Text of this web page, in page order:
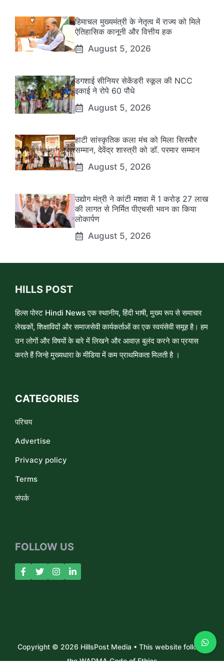
हिमाचल मुख्यमंत्री के नेतृत्व में राज्य को मिले
ऐतिहासिक कानूनी और वित्तीय हक
August 5, 2026
डगशाई सीनियर सेकेंडरी स्कूल की NCC
इकाई ने रोपे 60 पौधे
August 5, 2026
हाटी सांस्कृतिक कला मंच को मिला सिरमौर
सम्मान, देवेंद्र शास्त्री को डॉ. परमार सम्मान
August 5, 2026
उद्योग मंत्री ने कांटी मशवा में 1 करोड़ 27 लाख
की लागत से निर्मित पीएचसी भवन का किया
लोकार्पण
August 5, 2026
HILLS POST
हिल्स पोस्ट Hindi News एक स्थानीय, हिंदी भाषी, मुख्य रूप से समाचार
लेखकों, शिक्षाविदों और समाजसेवी कार्यकर्ताओं का एक स्वयंसेवी समूह है। हम
उन लोगों और विषयों के बारे में लिखने और आवाज़ बुलंद करने का प्रयास
करते हैं जिन्हे मुख्यधारा के मीडिया में कम प्राथमिकता मिलती है ।
CATEGORIES
परिचय
Advertise
Privacy policy
Terms
संपर्क
FOLLOW US
Copyright © 2026 HillsPost Media • This website follows
the WADMA Code of Ethics